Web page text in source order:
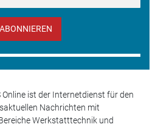
ABONNIEREN
Online ist der Internetdienst für den
Nachrichten mit
Werkstatttechnik und